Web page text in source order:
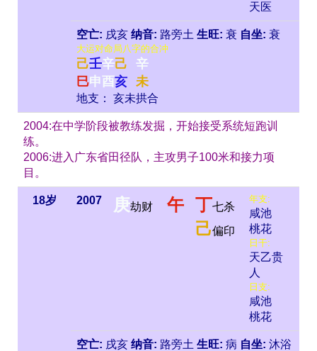
天医
空亡: 戌亥 纳音: 路旁土 生旺: 衰 自坐: 衰
大运对命局八字的合冲
己壬辛己
辛
巳申 酉亥 未
地支： 亥未拱合
2004:在中学阶段被教练发掘，开始接受系统短跑训
练。
2006:进入广东省田径队，主攻男子100米和接力项
目。
18岁 2007 庚劫财 午 丁七杀
己偏印
年支:
咸池
桃花
日干:
天乙贵
人
日支:
咸池
桃花
空亡: 戌亥 纳音: 路旁土 生旺: 病 自坐: 沐浴